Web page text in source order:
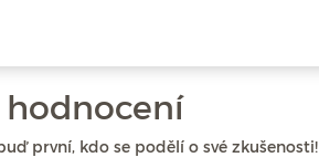
hodnocení
první, kdo se podělí o své zkušenosti!